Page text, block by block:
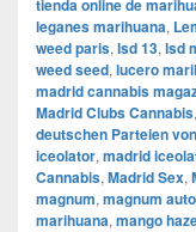
tienda online de
leganes marihuana,
weed paris, lsd 13, lsd
weed seed, lucero
madrid cannabis
Madrid Clubs Cannabis,
deutschen Parteien
iceolator, madrid
Cannabis, Madrid Sex,
magnum, magnum
marihuana, mango